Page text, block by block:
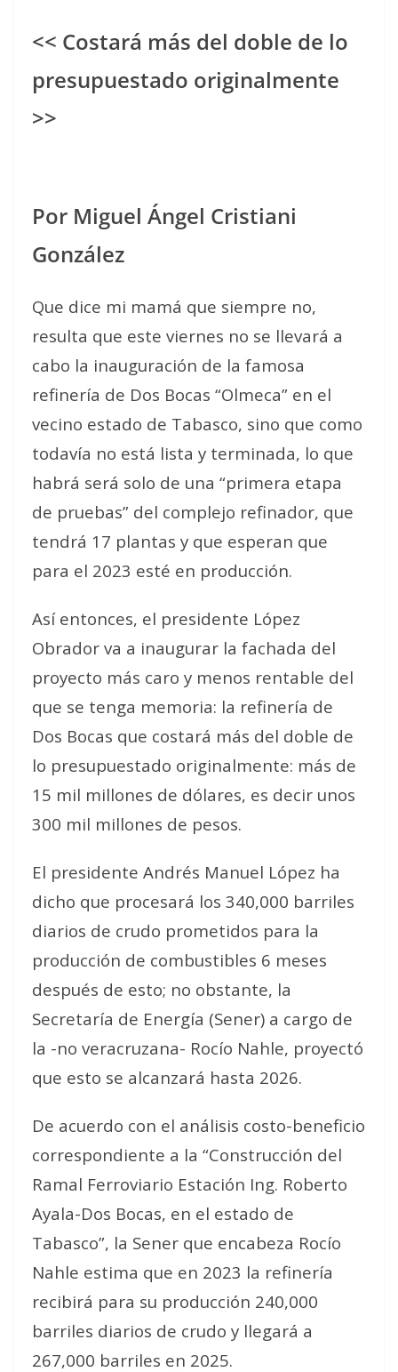
<< Costará más del doble de lo
presupuestado originalmente
>>
Por Miguel Ángel Cristiani
González
Que dice mi mamá que siempre no,
resulta que este viernes no se llevará a
cabo la inauguración de la famosa
refinería de Dos Bocas “Olmeca” en el
vecino estado de Tabasco, sino que como
todavía no está lista y terminada, lo que
habrá será solo de una “primera etapa
de pruebas” del complejo refinador, que
tendrá 17 plantas y que esperan que
para el 2023 esté en producción.
Así entonces, el presidente López
Obrador va a inaugurar la fachada del
proyecto más caro y menos rentable del
que se tenga memoria: la refinería de
Dos Bocas que costará más del doble de
lo presupuestado originalmente: más de
15 mil millones de dólares, es decir unos
300 mil millones de pesos.
El presidente Andrés Manuel López ha
dicho que procesará los 340,000 barriles
diarios de crudo prometidos para la
producción de combustibles 6 meses
después de esto; no obstante, la
Secretaría de Energía (Sener) a cargo de
la -no veracruzana- Rocío Nahle, proyectó
que esto se alcanzará hasta 2026.
De acuerdo con el análisis costo-beneficio
correspondiente a la “Construcción del
Ramal Ferroviario Estación Ing. Roberto
Ayala-Dos Bocas, en el estado de
Tabasco”, la Sener que encabeza Rocío
Nahle estima que en 2023 la refinería
recibirá para su producción 240,000
barriles diarios de crudo y llegará a
267,000 barriles en 2025.